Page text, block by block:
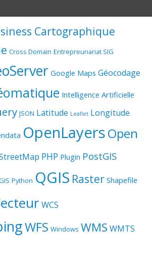
Cartographique
Cross Domain Entrepreunariat SIG
Google Maps Géocodage
Intelligence Artificielle
JSON Latitude Leaflet Longitude
OpenLayersOpen
PHP Plugin PostGIS
Python QGIS Raster Shapefile
WCS
WFS Windows WMS WMTS